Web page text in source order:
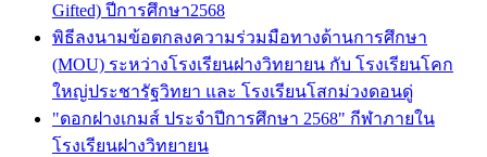
Gifted) ปีการศึกษา2568
พิธีลงนามข้อตกลงความร่วมมือทางด้านการศึกษา
(MOU) ระหว่างโรงเรียนฝางวิทยายน กับ โรงเรียนโคก
ใหญ่ประชารัฐวิทยา และ โรงเรียนโสกม่วงดอนดู่
"ดอกฝางเกมส์ ประจำปีการศึกษา 2568" กีฬาภายใน
โรงเรียนฝางวิทยายน